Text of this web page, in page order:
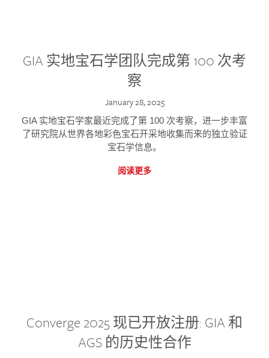
GIA 实地宝石学团队完成第 100 次考
察
January 28, 2025
GIA 实地宝石学家最近完成了第 100 次考察，进一步丰富
了研究院从世界各地彩色宝石开采地收集而来的独立验证
宝石学信息。
阅读更多
Converge 2025 现已开放注册: GIA 和
AGS 的历史性合作